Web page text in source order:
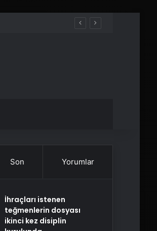
Son Yorumlar
İhraçları istenen
teğmenlerin dosyası
ikinci kez disiplin